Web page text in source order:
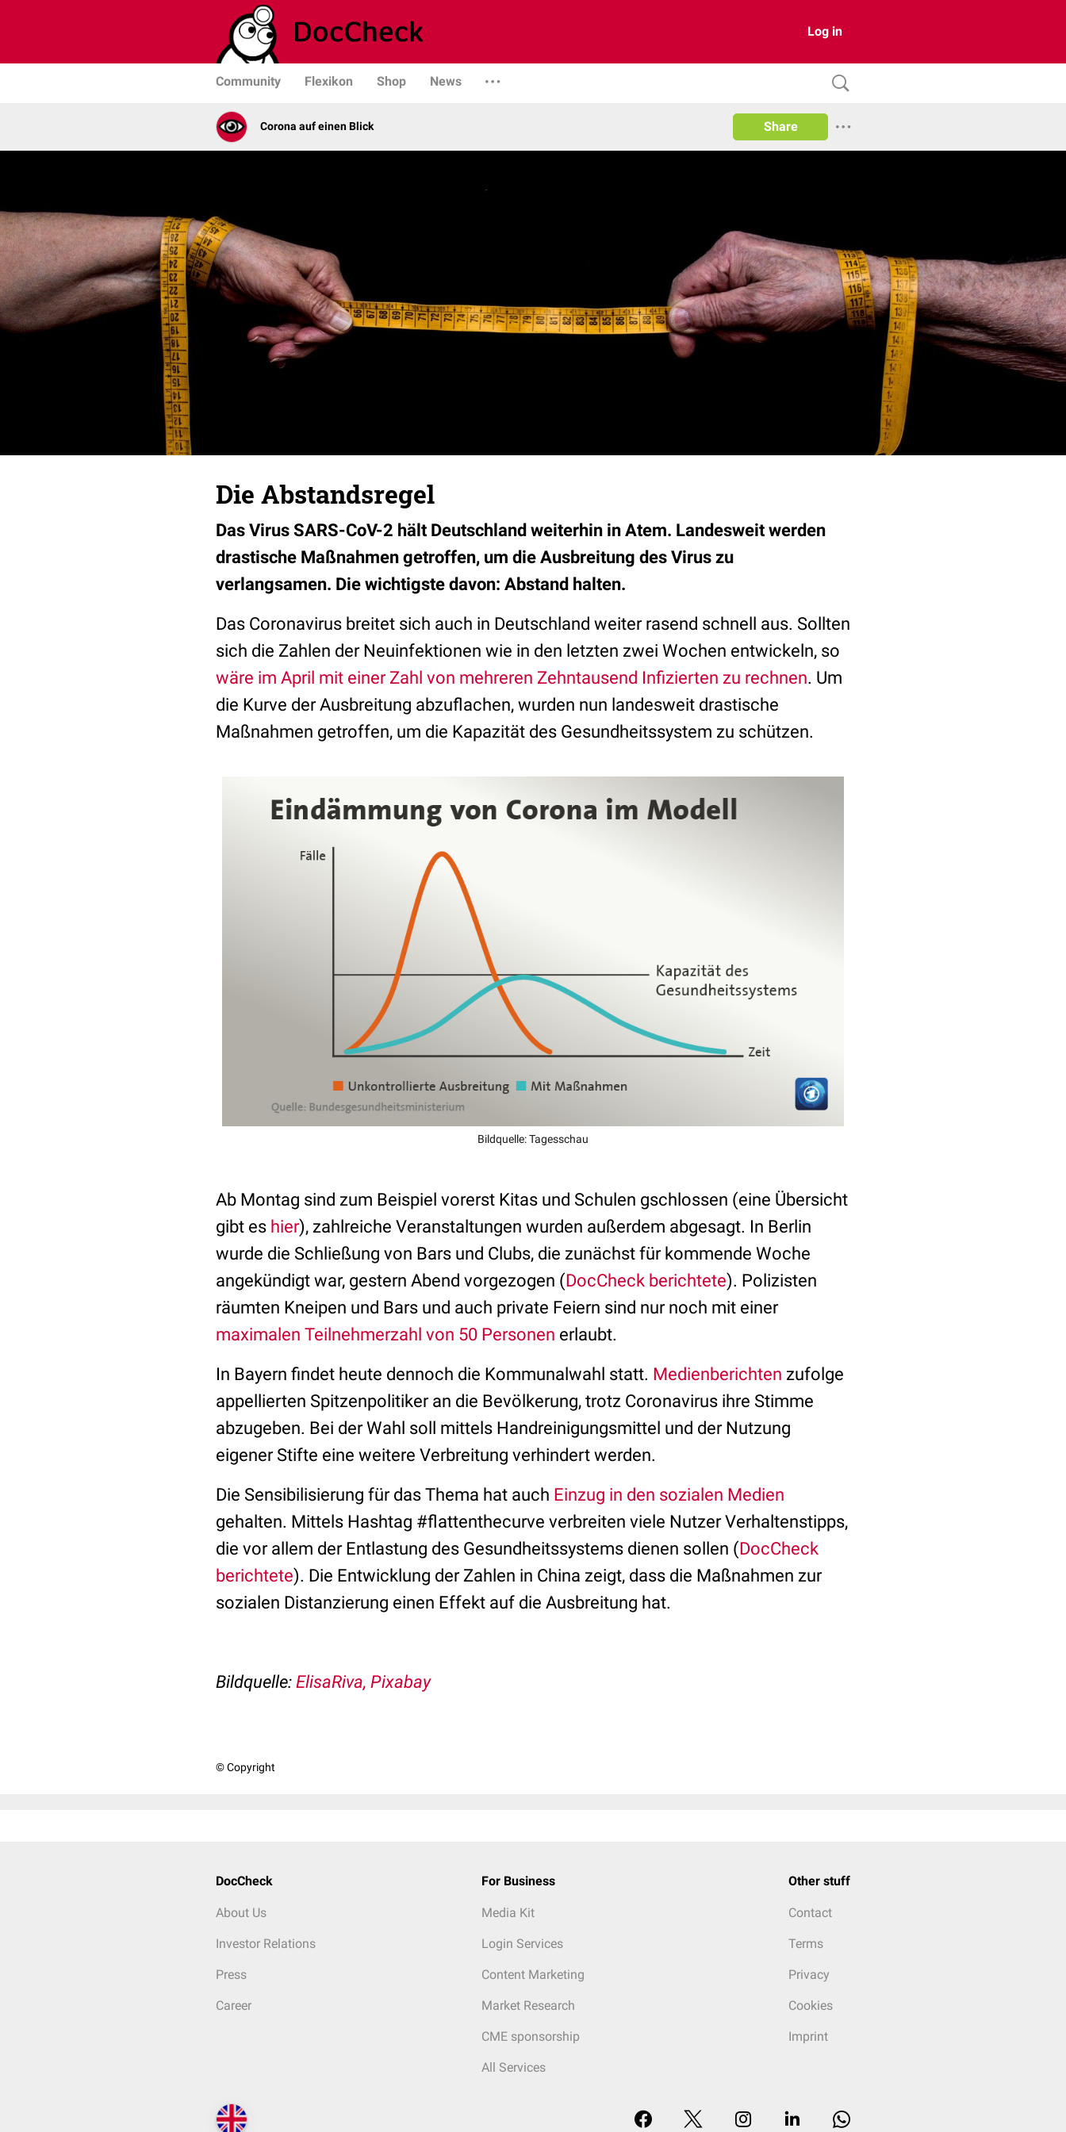
Log in
Community Flexikon Shop News
Corona auf einen Blick Share
Die Abstandsregel
Das Virus SARS-CoV-2 hält Deutschland weiterhin in Atem. Landesweit werden
drastische Maßnahmen getroffen, um die Ausbreitung des Virus zu
verlangsamen. Die wichtigste davon: Abstand halten.
Das Coronavirus breitet sich auch in Deutschland weiter rasend schnell aus. Sollten
sich die Zahlen der Neuinfektionen wie in den letzten zwei Wochen entwickeln, so
wäre im April mit einer Zahl von mehreren Zehntausend Infizierten zu rechnen. Um
die Kurve der Ausbreitung abzuflachen, wurden nun landesweit drastische
Maßnahmen getroffen, um die Kapazität des Gesundheitssystem zu schützen.
Bildquelle: Tagesschau
Ab Montag sind zum Beispiel vorerst Kitas und Schulen gschlossen (eine Übersicht
gibt es hier), zahlreiche Veranstaltungen wurden außerdem abgesagt. In Berlin
wurde die Schließung von Bars und Clubs, die zunächst für kommende Woche
angekündigt war, gestern Abend vorgezogen (DocCheck berichtete). Polizisten
räumten Kneipen und Bars und auch private Feiern sind nur noch mit einer
maximalen Teilnehmerzahl von 50 Personen erlaubt.
In Bayern findet heute dennoch die Kommunalwahl statt. Medienberichten zufolge
appellierten Spitzenpolitiker an die Bevölkerung, trotz Coronavirus ihre Stimme
abzugeben. Bei der Wahl soll mittels Handreinigungsmittel und der Nutzung
eigener Stifte eine weitere Verbreitung verhindert werden.
Die Sensibilisierung für das Thema hat auch Einzug in den sozialen Medien
gehalten. Mittels Hashtag #flattenthecurve verbreiten viele Nutzer Verhaltenstipps,
die vor allem der Entlastung des Gesundheitssystems dienen sollen (DocCheck
berichtete). Die Entwicklung der Zahlen in China zeigt, dass die Maßnahmen zur
sozialen Distanzierung einen Effekt auf die Ausbreitung hat.
Bildquelle: ElisaRiva, Pixabay
© Copyright
DocCheck
About Us
Investor Relations
Press
Career
For Business
Media Kit
Login Services
Content Marketing
Market Research
CME sponsorship
All Services
Other stuff
Contact
Terms
Privacy
Cookies
Imprint